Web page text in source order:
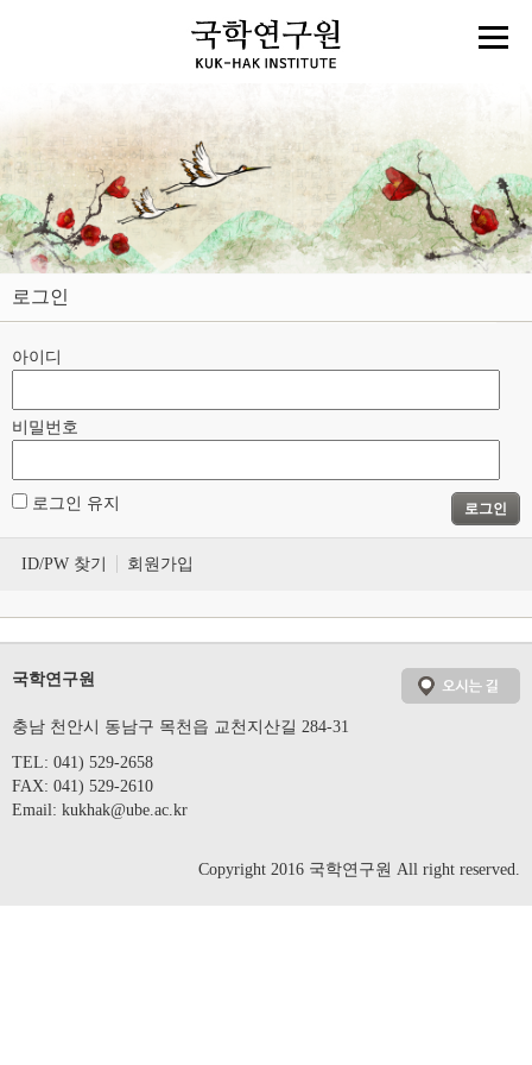
로그인
아이디
비밀번호
로그인 유지 로그인
ID/PW 찾기 회원가입
국학연구원
충남 천안시 동남구 목천읍 교천지산길 284-31
TEL: 041) 529-2658
FAX: 041) 529-2610
Email: kukhak@ube.ac.kr
Copyright 2016 국학연구원 All right reserved.